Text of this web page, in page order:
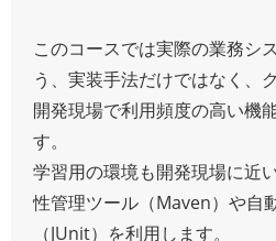
このコースでは実際の業務シ
う、実装手法だけではなく、
開発現場で利用頻度の高い機
す。
学習用の環境も開発現場に近
性管理ツール（Maven）や自
（JUnit）を利用します。